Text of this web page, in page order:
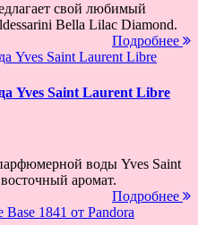
свой любимый
Bella Lilac Diamond.
Подробнее
Yves Saint Laurent Libre
воды Yves Saint
аромат.
Подробнее